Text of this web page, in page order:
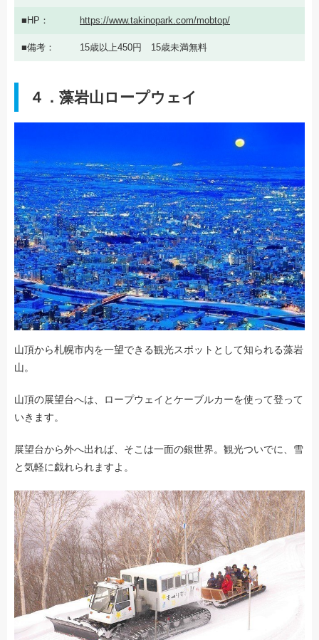
HP https://www.takinopark.com/mobtop/
備考 15歳以上450円 15歳未満無料
４．藻岩山ロープウェイ
山頂から札幌市内を一望できる観光スポットとして知られる藻岩
山。
山頂の展望台へは、ロープウェイとケーブルカーを使って登って
いきます。
展望台から外へ出れば、そこは一面の銀世界。観光ついでに、雪
と気軽に戯れられますよ。